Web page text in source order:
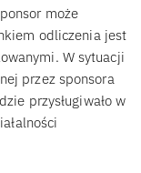
może
odliczenia jest
W sytuacji
przez sponsora
przysługiwało w